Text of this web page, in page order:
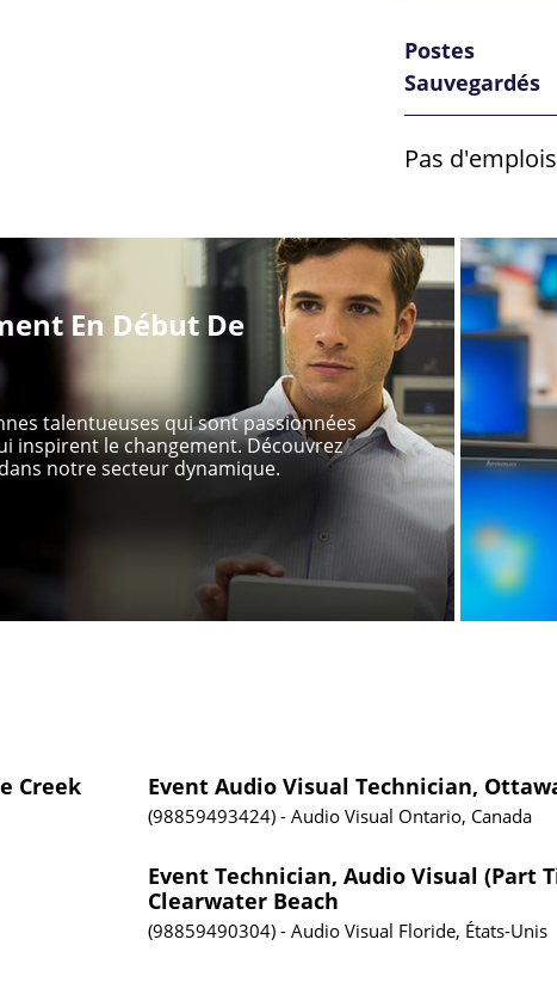
Postes
Sauvegardés
Pas
En Début De
talentueuses qui sont passionnées
inspirent le changement. Découvrez
notre secteur dynamique.
Creek Event Audio Visual Technician,
98859493424 Audio Visual Ontario, Canada
Event Technician, Audio Visual (Part
Clearwater Beach
98859490304 Audio Visual Floride, États-Unis